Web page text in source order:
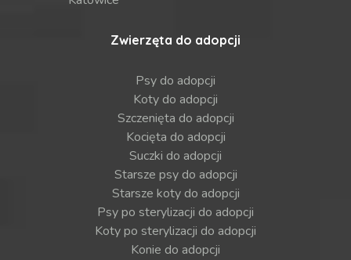
Zwierzęta do adopcji
Psy do adopcji
Koty do adopcji
Szczenięta do adopcji
Kocięta do adopcji
Suczki do adopcji
Starsze psy do adopcji
Starsze koty do adopcji
Psy po sterylizacji do adopcji
Koty po sterylizacji do adopcji
Konie do adopcji